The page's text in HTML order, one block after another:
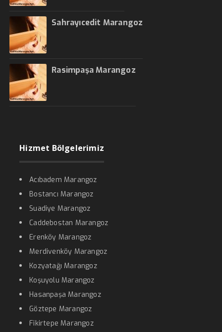
Sahrayıcedit Marangoz
Rasimpaşa Marangoz
Hizmet Bölgelerimiz
Acıbadem Marangoz
Bostancı Marangoz
Suadiye Marangoz
Caddebostan Marangoz
Erenköy Marangoz
Merdivenköy Marangoz
Kozyatağı Marangoz
Koşuyolu Marangoz
Hasanpaşa Marangoz
Göztepe Marangoz
Fikirtepe Marangoz